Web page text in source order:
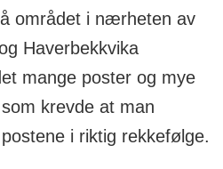
området i nærheten av
Haverbekkvika
mange poster og mye
krevde at man
i riktig rekkefølge.